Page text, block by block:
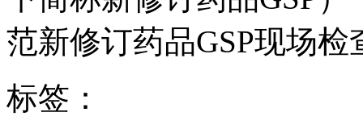
范新修订药品GSP现场检
标签：